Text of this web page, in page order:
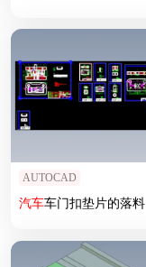
AUTOCAD
汽车车门扣垫片的落料弯曲冲孔级进